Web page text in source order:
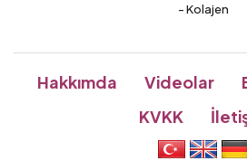
- Kolajen
Hakkımda Videolar
KVKK